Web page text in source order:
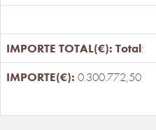
Total:
0.300.772,50